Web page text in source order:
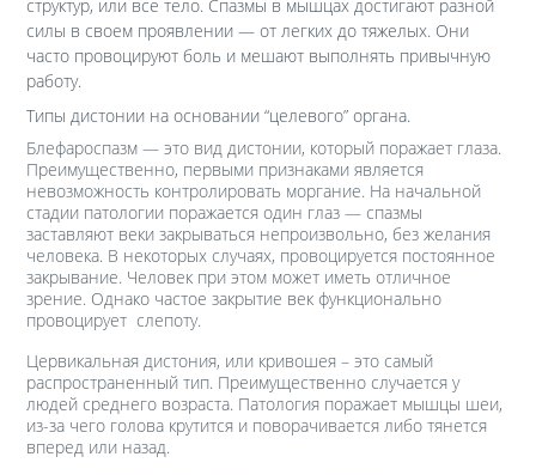
структур, или все тело. Спазмы в мышцах достигают разной
силы в своем проявлении — от легких до тяжелых. Они
часто провоцируют боль и мешают выполнять привычную
работу.
Типы дистонии на основании “целевого” органа.
Блефароспазм — это вид дистонии, который поражает глаза.
Преимущественно, первыми признаками является
невозможность контролировать моргание. На начальной
стадии патологии поражается один глаз — спазмы
заставляют веки закрываться непроизвольно, без желания
человека. В некоторых случаях, провоцируется постоянное
закрывание. Человек при этом может иметь отличное
зрение. Однако частое закрытие век функционально
провоцирует слепоту.
Цервикальная дистония, или кривошея – это самый
распространенный тип. Преимущественно случается у
людей среднего возраста. Патология поражает мышцы шеи,
из-за чего голова крутится и поворачивается либо тянется
вперед или назад.